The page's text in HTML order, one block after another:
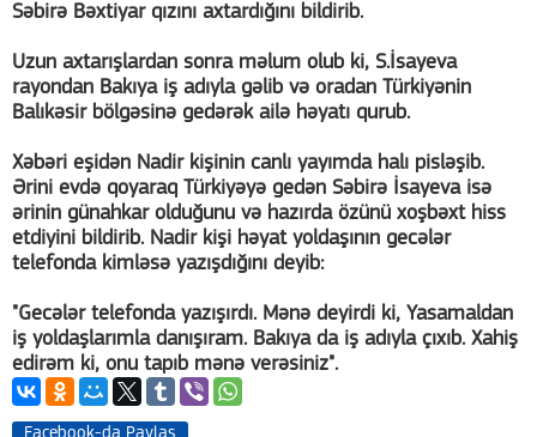
Səbirə Bəxtiyar qızını axtardığını bildirib.
Uzun axtarışlardan sonra məlum olub ki, S.İsayeva
rayondan Bakıya iş adıyla gəlib və oradan Türkiyənin
Balıkəsir bölgəsinə gedərək ailə həyatı qurub.
Xəbəri eşidən Nadir kişinin canlı yayımda halı pisləşib.
Ərini evdə qoyaraq Türkiyəyə gedən Səbirə İsayeva isə
ərinin günahkar olduğunu və hazırda özünü xoşbəxt hiss
etdiyini bildirib. Nadir kişi həyat yoldaşının gecələr
telefonda kimləsə yazışdığını deyib:
"Gecələr telefonda yazışırdı. Mənə deyirdi ki, Yasamaldan
iş yoldaşlarımla danışıram. Bakıya da iş adıyla çıxıb. Xahiş
edirəm ki, onu tapıb mənə verəsiniz".